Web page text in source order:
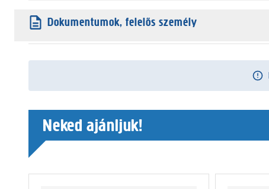
Dokumentumok, felelős személy
Neked ajánljuk!